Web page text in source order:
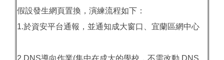
假設發生網頁置換，演練流程如下：
1.於資安平台通報，並通知成大窗口、宜蘭區網中心